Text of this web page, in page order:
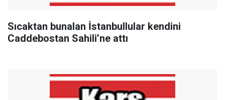
Sıcaktan bunalan İstanbullular kendini
Caddebostan Sahili’ne attı